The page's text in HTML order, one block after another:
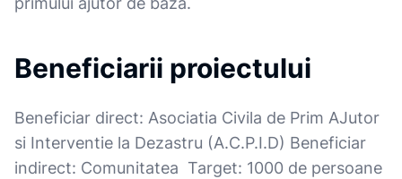
Beneficiarii proiectului
Beneficiar direct: Asociatia Civila de Prim AJutor
si Interventie la Dezastru (A.C.P.I.D) Beneficiar
indirect: Comunitatea Target: 1000 de persoane